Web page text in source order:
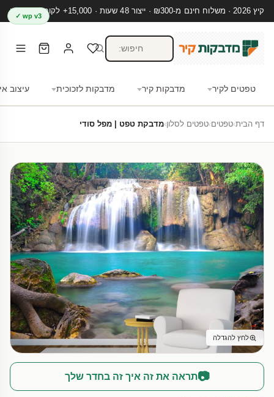
קיץ 2026 · משלוח חינם מ-₪300 · ייצור 48 שעות · 15,000+ לקוחות מרוצים
טפטים לקיר מדבקות קיר מדבקות לזכוכית עיצוב
wp v3 ✓
דף הבית›טפטים›טפטים לסלון›מדבקת טפט | מפל סודי
לחץ להגדלה
📷תראה את זה איך זה בחדר שלך